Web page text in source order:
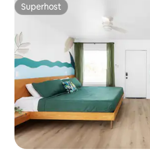
Superhost
Superhost